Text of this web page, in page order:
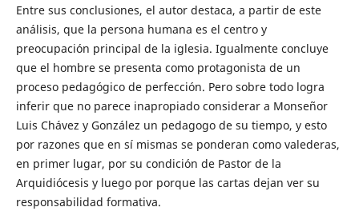
Entre sus conclusiones, el autor destaca, a partir de este
análisis, que la persona humana es el centro y
preocupación principal de la iglesia. Igualmente concluye
que el hombre se presenta como protagonista de un
proceso pedagógico de perfección. Pero sobre todo logra
inferir que no parece inapropiado considerar a Monseñor
Luis Chávez y González un pedagogo de su tiempo, y esto
por razones que en sí mismas se ponderan como valederas,
en primer lugar, por su condición de Pastor de la
Arquidiócesis y luego por porque las cartas dejan ver su
responsabilidad formativa.